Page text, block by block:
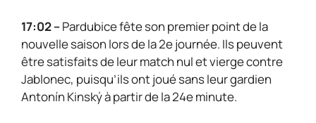
17:02 –Pardubice fête son premier point de la
nouvelle saison lors de la 2e journée. Ils peuvent
être satisfaits de leur match nul et vierge contre
Jablonec, puisqu’ils ont joué sans leur gardien
Antonín Kinský à partir de la 24e minute.